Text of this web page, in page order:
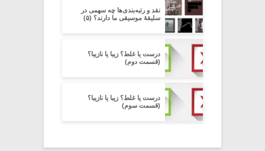
نقد و رتبه‌بندی‌ها چه سهمی در
سلیقۀ موسیقی ما دارند؟ (۵)
درست یا غلط؟ زیبا یا نازیبا؟
(قسمت دوم)
درست یا غلط؟ زیبا یا نازیبا؟
(قسمت سوم)